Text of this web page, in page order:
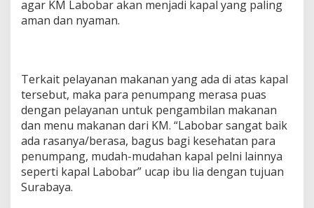
agar KM Labobar akan menjadi kapal yang paling
aman dan nyaman.
Terkait pelayanan makanan yang ada di atas kapal
tersebut, maka para penumpang merasa puas
dengan pelayanan untuk pengambilan makanan
dan menu makanan dari KM. “Labobar sangat baik
ada rasanya/berasa, bagus bagi kesehatan para
penumpang, mudah-mudahan kapal pelni lainnya
seperti kapal Labobar” ucap ibu lia dengan tujuan
Surabaya.